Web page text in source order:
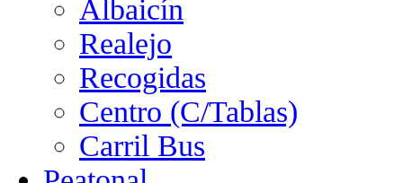
Albaicín
Realejo
Recogidas
Centro (C/Tablas)
Carril Bus